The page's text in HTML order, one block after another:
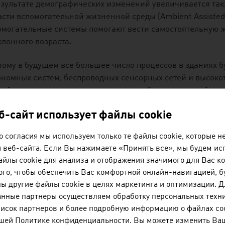
демографических изменений увеличивается
вспомогательной жизненной среды (Ambient
системы помогают вести самостоятельную
возраста.
в будущем все большее число процессов в зданиях
систем, беспроводных сенсорных сетей и
услуг смогут использовать мобильные
СИСТЕМА ШИН
система шин может поддерживать процессы
системы зданий. Данная технология
для общественных зданий, таких как школы и
система с помощью программ может регулировать
жалюзи, управлять гаражными воротами,
систему пожарной сигнализации.
сайт использует файлы cookie
согласия мы используем только те файлы cookie, которые
веб-сайта. Если Вы нажимаете «Принять все», мы будем
cookie для анализа и отображения значимого для Вас
чтобы обеспечить Вас комфортной онлайн-навигацией,
другие файлы cookie в целях маркетинга и оптимизации.
партнеры осуществляем обработку персональных
партнеров и более подробную информацию о файлах
Политике конфиденциальности. Вы можете изменить